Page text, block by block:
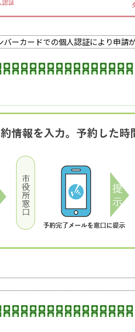
ーカードでの個人認証により申請